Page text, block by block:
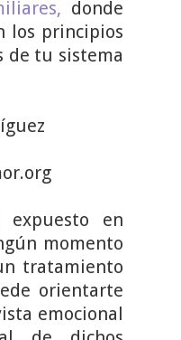
donde
los principios
de tu sistema
expuesto en
momento
tratamiento
orientarte
emocional